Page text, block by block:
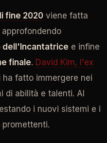
fine 2020 viene fatta
approfondendo
dell'Incantatrice e infine
finale. David Kim, l'ex
ha fatto immergere nei
di abilità e talenti. Al
i nuovi sistemi e i